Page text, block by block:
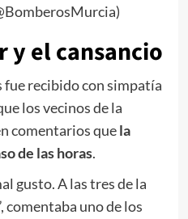
y el cansancio
fue recibido con simpatía
los vecinos de la
comentarios quela
de las horas.
gusto. A las tres de la
comentaba uno de los